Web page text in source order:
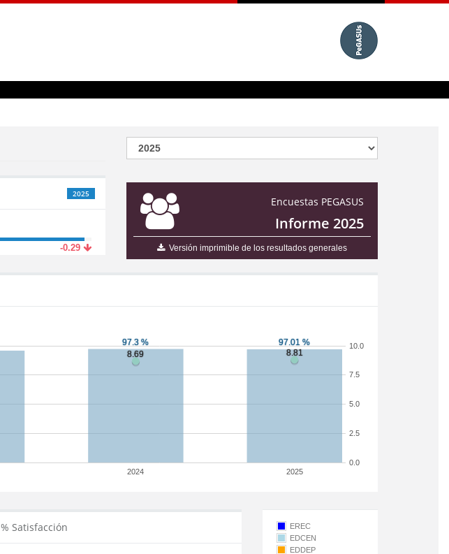
Encuestas PEGASUS
Informe 2025
Versión imprimible de los resultados generales
2025
-0.29
2024 2025
0.0
2.5
5.0
7.5
10.0
% Satisfacción
EREC
EDCEN
EDDEP